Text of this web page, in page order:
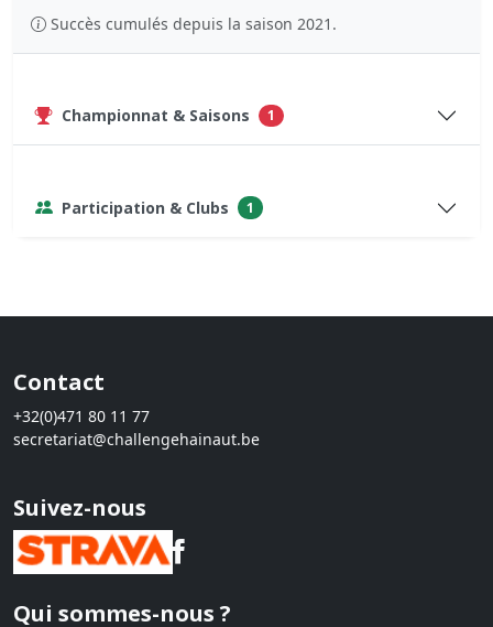
Succès cumulés depuis la saison 2021.
Championnat & Saisons 1
Participation & Clubs 1
Contact
+32(0)471 80 11 77
secretariat@challengehainaut.be
Suivez-nous
Qui sommes-nous ?